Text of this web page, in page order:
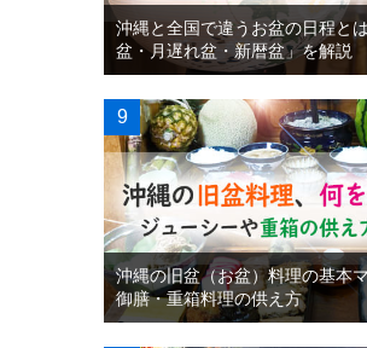
沖縄と全国で違うお盆の日程と
盆・月遅れ盆・新暦盆」を解説
沖縄の旧盆（お盆）料理の基本
御膳・重箱料理の供え方